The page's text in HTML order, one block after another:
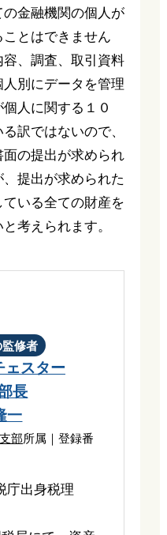
金融機関の個人が
とはできません
、調査、取引資料
別にデータを管理
人に関する１０
訳ではないので、
の提出が求められ
提出が求められた
いる全ての財産を
考えられます。
修者
ェスター
長
一
部所属｜登録番
庁出身税理